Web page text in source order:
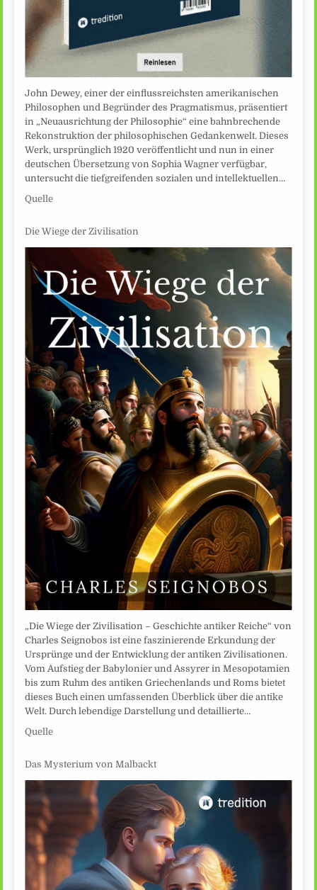
John Dewey, einer der einflussreichsten amerikanischen
Philosophen und Begründer des Pragmatismus, präsentiert
in „Neuausrichtung der Philosophie“ eine bahnbrechende
Rekonstruktion der philosophischen Gedankenwelt. Dieses
Werk, ursprünglich 1920 veröffentlicht und nun in einer
deutschen Übersetzung von Sophia Wagner verfügbar,
untersucht die tiefgreifenden sozialen und intellektuellen…
Quelle
Die Wiege der Zivilisation
„Die Wiege der Zivilisation – Geschichte antiker Reiche“ von
Charles Seignobos ist eine faszinierende Erkundung der
Ursprünge und der Entwicklung der antiken Zivilisationen.
Vom Aufstieg der Babylonier und Assyrer in Mesopotamien
bis zum Ruhm des antiken Griechenlands und Roms bietet
dieses Buch einen umfassenden Überblick über die antike
Welt. Durch lebendige Darstellung und detaillierte…
Quelle
Das Mysterium von Malbackt